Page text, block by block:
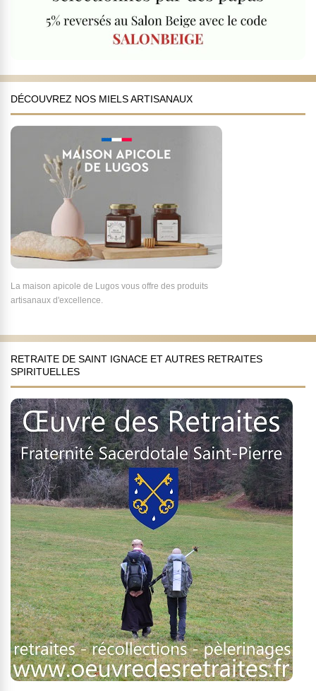
DÉCOUVREZ NOS MIELS ARTISANAUX
La maison apicole de Lugos vous offre des produits
artisanaux d'excellence.
RETRAITE DE SAINT IGNACE ET AUTRES RETRAITES
SPIRITUELLES